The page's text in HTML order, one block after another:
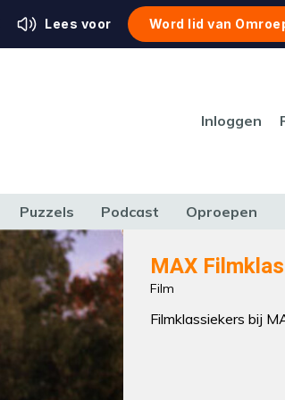
Lees voor Word lid van
Inloggen
Puzzels Podcast Oproepen
MEDIA & CULTUUR
MAX
Film
Filmklassiekers bij